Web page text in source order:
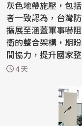
灰色地帶施壓，包
者一致認為，台灣
擴展至涵蓋軍事嚇
衛的整合架構，期
間協力，提升國家
全挑戰。...
4 天